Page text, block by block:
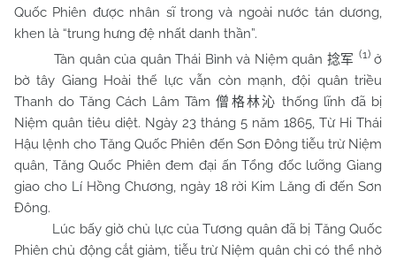
Quốc Phiên được nhân sĩ trong và ngoài nước tán dương,
khen là “trung hưng đệ nhất danh thần”.
Tàn quân của quân Thái Bình và Niệm quân 捻军 (1)ở
bờ tây Giang Hoài thế lực vẫn còn mạnh, đội quân triều
Thanh do Tăng Cách Lâm Tâm僧格林沁 thống lĩnh đã bị
Niệm quân tiêu diệt. Ngày 23 tháng 5 năm 1865, Từ Hi Thái
Hậu lệnh cho Tăng Quốc Phiên đến Sơn Đông tiễu trừ Niệm
quân, Tăng Quốc Phiên đem đại ấn Tổng đốc lưỡng Giang
giao cho Lí Hồng Chương, ngày 18 rời Kim Lăng đi đến Sơn
Đông.
Lúc bấy giờ chủ lực của Tương quân đã bị Tăng Quốc
Phiên chủ động cắt giảm, tiễu trừ Niệm quân chỉ có thể nhờ